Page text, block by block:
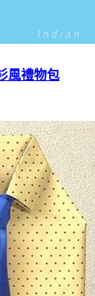
風禮物包